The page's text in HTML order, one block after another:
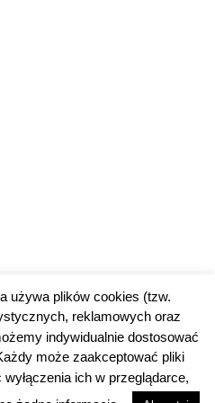
używa plików cookies (tzw.
reklamowych oraz
indywidualnie dostosować
może zaakceptować pliki
ich w przeglądarce,